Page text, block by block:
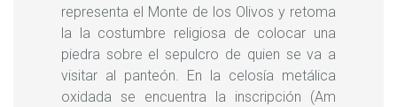
representa el Monte de los Olivos y retoma
la la costumbre religiosa de colocar una
piedra sobre el sepulcro de quien se va a
visitar al panteón. En la celosía metálica
oxidada se encuentra la inscripción (Am